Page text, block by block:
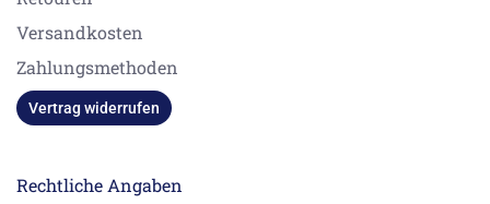
Versandkosten
Zahlungsmethoden
Vertrag widerrufen
Rechtliche Angaben